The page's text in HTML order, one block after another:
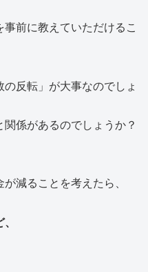
事前に教えていただけるこ
反転」が大事なのでしょ
係があるのでしょうか？
減ることを考えたら、